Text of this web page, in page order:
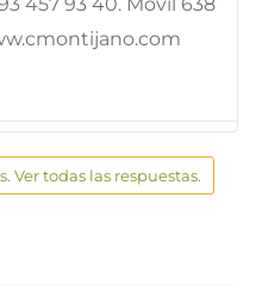
Ver todas las respuestas.